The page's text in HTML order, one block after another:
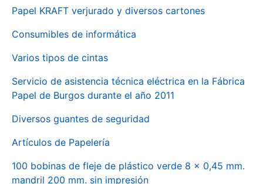
Papel KRAFT verjurado y diversos cartones
Consumibles de informática
Varios tipos de cintas
Servicio de asistencia técnica eléctrica en la Fábrica
Papel de Burgos durante el año 2011
Diversos guantes de seguridad
Artículos de Papelería
100 bobinas de fleje de plástico verde 8 x 0,45 mm.
mandril 200 mm. sin impresión